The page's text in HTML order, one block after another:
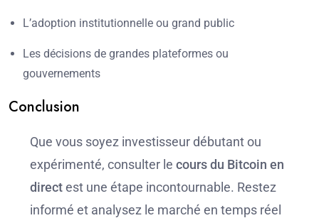
L’adoption institutionnelle ou grand public
Les décisions de grandes plateformes ou
gouvernements
Conclusion
Que vous soyez investisseur débutant ou
expérimenté, consulter le cours du Bitcoin en
directest une étape incontournable. Restez
informé et analysez le marché en temps réel